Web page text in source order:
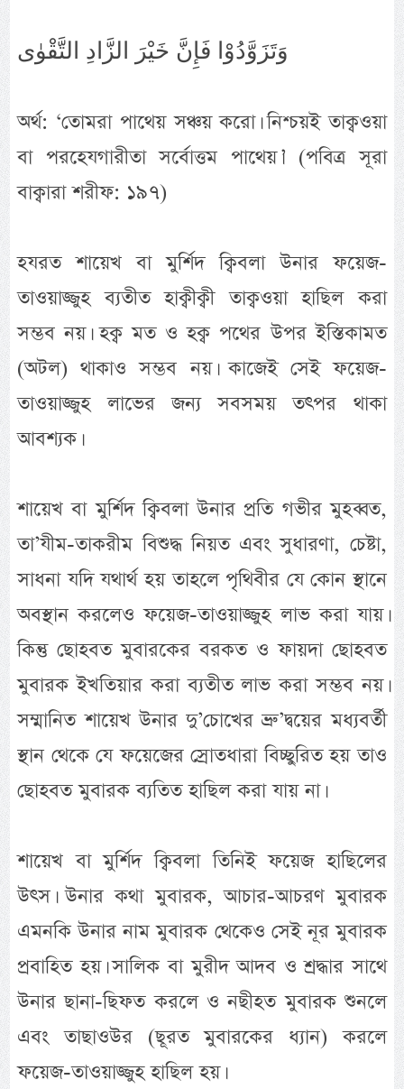
وَتَزَوَّدُوْا فَإِنَّ خَيْرَ الزَّادِ التَّقْوٰى
অর্থ: ‘তোমরা পাথেয় সঞ্চয় করো। নিশ্চয়ই তাক্বওয়া
বা পরহেযগারীতা সর্বোত্তম পাথেয়।’ (পবিত্র সূরা
বাক্বারা শরীফ: ১৯৭)
হযরত শায়েখ বা মুর্শিদ ক্বিবলা উনার ফয়েজ-
তাওয়াজ্জুহ ব্যতীত হাক্বীক্বী তাক্বওয়া হাছিল করা
সম্ভব নয়। হক্ব মত ও হক্ব পথের উপর ইস্তিকামত
(অটল) থাকাও সম্ভব নয়। কাজেই সেই ফয়েজ-
তাওয়াজ্জুহ লাভের জন্য সবসময় তৎপর থাকা
আবশ্যক।
শায়েখ বা মুর্শিদ ক্বিবলা উনার প্রতি গভীর মুহব্বত,
তা’যীম-তাকরীম বিশুদ্ধ নিয়ত এবং সুধারণা, চেষ্টা,
সাধনা যদি যথার্থ হয় তাহলে পৃথিবীর যে কোন স্থানে
অবস্থান করলেও ফয়েজ-তাওয়াজ্জুহ লাভ করা যায়।
কিন্তু ছোহবত মুবারকের বরকত ও ফায়দা ছোহবত
মুবারক ইখতিয়ার করা ব্যতীত লাভ করা সম্ভব নয়।
সম্মানিত শায়েখ উনার দু’চোখের ভ্রু’দ্বয়ের মধ্যবর্তী
স্থান থেকে যে ফয়েজের স্রোতধারা বিচ্ছুরিত হয় তাও
ছোহবত মুবারক ব্যতিত হাছিল করা যায় না।
শায়েখ বা মুর্শিদ ক্বিবলা তিনিই ফয়েজ হাছিলের
উৎস। উনার কথা মুবারক, আচার-আচরণ মুবারক
এমনকি উনার নাম মুবারক থেকেও সেই নূর মুবারক
প্রবাহিত হয়। সালিক বা মুরীদ আদব ও শ্রদ্ধার সাথে
উনার ছানা-ছিফত করলে ও নছীহত মুবারক শুনলে
এবং তাছাওউর (ছূরত মুবারকের ধ্যান) করলে
ফয়েজ-তাওয়াজ্জুহ হাছিল হয়।